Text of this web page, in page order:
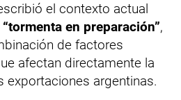
el contexto actual
“tormenta en preparación”,
de factores
afectan directamente la
exportaciones argentinas.